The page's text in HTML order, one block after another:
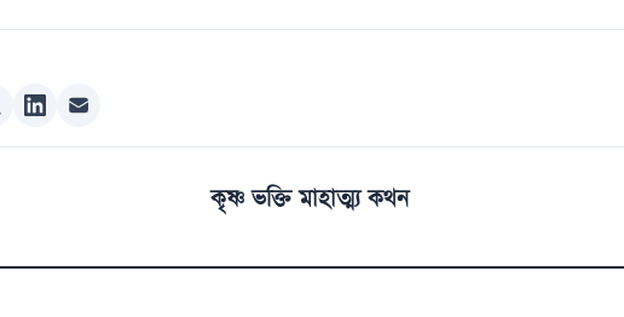
কৃষ্ণ ভক্তি মাহাত্ম্য কথন